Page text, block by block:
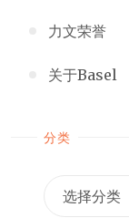
力文荣誉
关于Basel
分类